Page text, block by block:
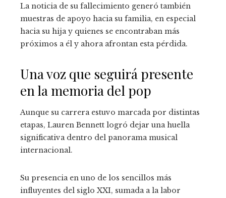
La noticia de su fallecimiento generó también
muestras de apoyo hacia su familia, en especial
hacia su hija y quienes se encontraban más
próximos a él y ahora afrontan esta pérdida.
Una voz que seguirá presente
en la memoria del pop
Aunque su carrera estuvo marcada por distintas
etapas, Lauren Bennett logró dejar una huella
significativa dentro del panorama musical
internacional.
Su presencia en uno de los sencillos más
influyentes del siglo XXI, sumada a la labor